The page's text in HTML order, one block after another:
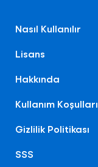
Nasıl Kullanılır
Lisans
Hakkında
Kullanım Koşulları
Gizlilik Politikası
SSS